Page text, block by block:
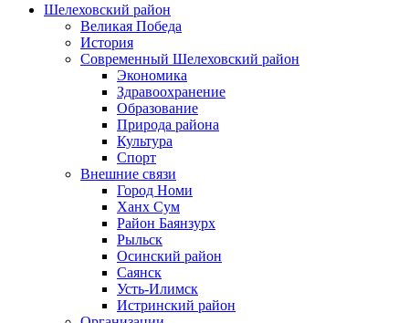
Шелеховский район
Великая Победа
История
Современный Шелеховский район
Экономика
Здравоохранение
Образование
Природа района
Культура
Спорт
Внешние связи
Город Номи
Ханх Сум
Район Баянзурх
Рыльск
Осинский район
Саянск
Усть-Илимск
Истринский район